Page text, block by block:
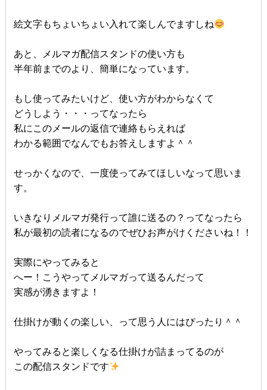
絵文字もちょいちょい入れて楽しんでますしね
あと、メルマガ配信スタンドの使い方も
半年前までのより、簡単になっています。
もし使ってみたいけど、使い方がわからなくて
どうしよう・・・ってなったら
私にこのメールの返信で連絡もらえれば
わかる範囲でなんでもお答えしますよ＾＾
せっかくなので、一度使ってみてほしいなって思いま
す。
いきなりメルマガ発行って誰に送るの？ってなったら
私が最初の読者になるのでぜひお声がけくださいね！！
実際にやってみると
へー！こうやってメルマガって送るんだって
実感が湧きますよ！
仕掛けが動くの楽しい、って思う人にはぴったり＾＾
やってみると楽しくなる仕掛けが詰まってるのが
この配信スタンドです